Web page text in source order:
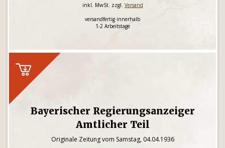
inkl. MwSt. zzgl. Versand
versandfertig innerhalb
1-2 Arbeitstage
Bayerischer Regierungsanzeiger
Amtlicher Teil
Originale Zeitung vom Samstag, 04.04.1936